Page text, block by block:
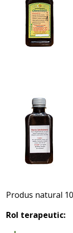
Produs natural
Rol terapeutic: